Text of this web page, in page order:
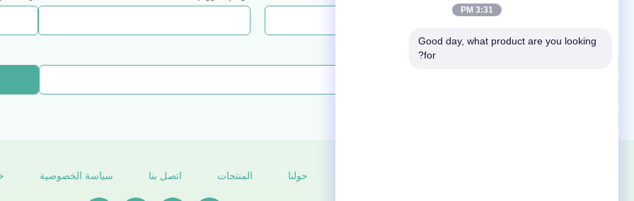
حولنا المنتجات اتصل بنا سياسة الخصوصية
3:31 PM
Good day, what product are you looking
for?